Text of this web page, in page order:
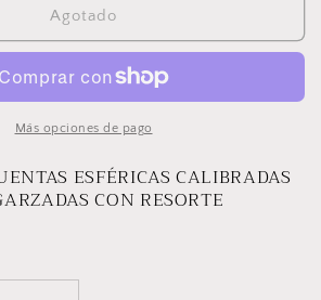
PULSERAAgotado
Más opciones de pago
ESFÉRICAS CALIBRADAS
CON RESORTE